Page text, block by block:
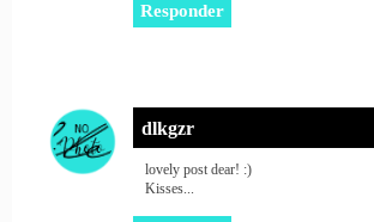
Responder
dlkgzr
lovely post dear! :)
Kisses...